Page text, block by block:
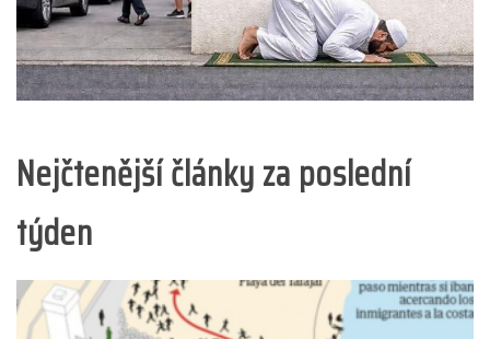
Nejčtenější články za poslední
týden